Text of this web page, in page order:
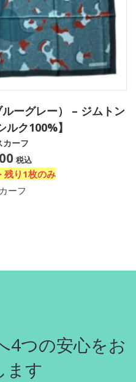
ーグレー） – ジムトン
ルク100%】
カーフ
税込
残り1枚のみ
ーフ
4つの安心をお
ます